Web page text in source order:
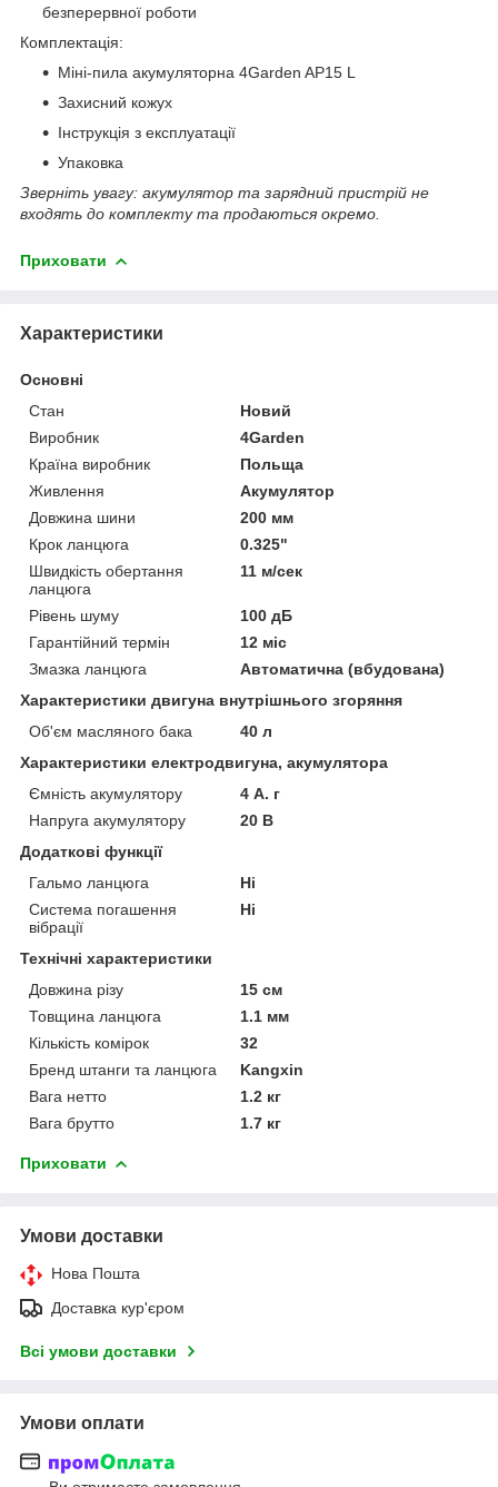
безперервної роботи
Комплектація:
Міні-пила акумуляторна 4Garden AP15 L
Захисний кожух
Інструкція з експлуатації
Упаковка
Зверніть увагу: акумулятор та зарядний пристрій не
входять до комплекту та продаються окремо.
Приховати
Характеристики
Основні
Стан
Новий
Виробник
4Garden
Країна виробник
Польща
Живлення
Акумулятор
Довжина шини
200 мм
Крок ланцюга
0.325"
Швидкість обертання
ланцюга
11 м/сек
Рівень шуму
100 дБ
Гарантійний термін
12 міс
Змазка ланцюга
Автоматична (вбудована)
Характеристики двигуна внутрішнього згоряння
Об'єм масляного бака
40 л
Характеристики електродвигуна, акумулятора
Ємність акумулятору
4 А. г
Напруга акумулятору
20 В
Додаткові функції
Гальмо ланцюга
Ні
Система погашення
вібрації
Ні
Технічні характеристики
Довжина різу
15 см
Товщина ланцюга
1.1 мм
Кількість комірок
32
Бренд штанги та ланцюга
Kangxin
Вага нетто
1.2 кг
Вага брутто
1.7 кг
Приховати
Умови доставки
Нова Пошта
Доставка кур'єром
Всі умови доставки
Умови оплати